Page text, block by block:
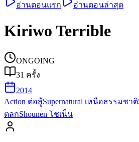
อ่านตอนแรก อ่านตอนล่าสุด
Kiriwo Terrible
ONGOING
31 ครั้ง
2014
Action ต่อสู้Supernatural เหนือธรรมชาติ
ตลกShounen โชเน็น